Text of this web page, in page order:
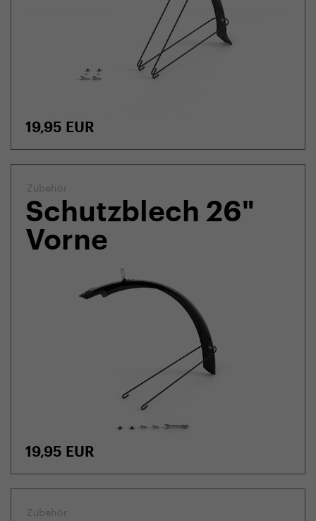
19,95 EUR
Zubehör
Schutzblech 26"
Vorne
19,95 EUR
Zubehör